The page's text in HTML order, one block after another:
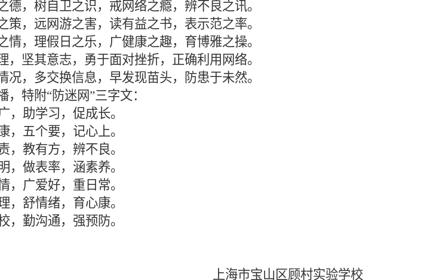
，树自卫之识，戒网络之瘾，辨不良之讯。
，远网游之害，读有益之书，表示范之率。
，理假日之乐，广健康之趣，育博雅之操。
坚其意志，勇于面对挫折，正确利用网络。
，多交换信息，早发现苗头，防患于未然。
，特附“防迷网”三字文：
，助学习，促成长。
，五个要，记心上。
，教有方，辨不良。
，做表率，涵素养。
，广爱好，重日常。
，舒情绪，育心康。
，勤沟通，强预防。
上海市宝山区顾村实验学校